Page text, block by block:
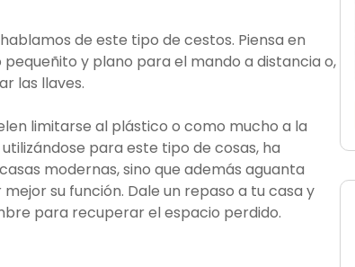
de este tipo de cestos. Piensa en
y plano para el mando a distancia o,
las llaves.
limitarse al plástico o como mucho a la
para este tipo de cosas, ha
modernas, sino que además aguanta
su función. Dale un repaso a tu casa y
para recuperar el espacio perdido.